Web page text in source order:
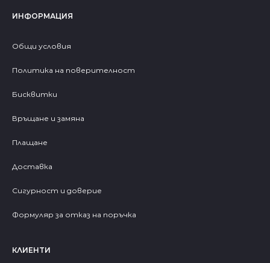
ИНФОРМАЦИЯ
Общи условия
Политика на поверителност
Бисквитки
Връщане и замяна
Плащане
Доставка
Сигурност и доверие
Формуляр за отказ на поръчка
КЛИЕНТИ